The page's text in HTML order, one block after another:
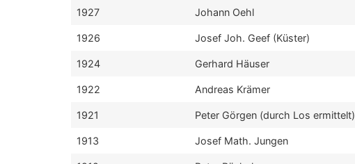
1927 Johann Oehl
1926 Josef Joh. Geef (Küster)
1924 Gerhard Häuser
1922 Andreas Krämer
1921 Peter Görgen (durch Los ermittelt)
1913 Josef Math. Jungen